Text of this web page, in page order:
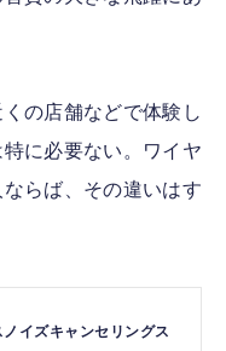
の店舗などで体験し
に必要ない。ワイヤ
らば、その違いはす
イズキャンセリングス